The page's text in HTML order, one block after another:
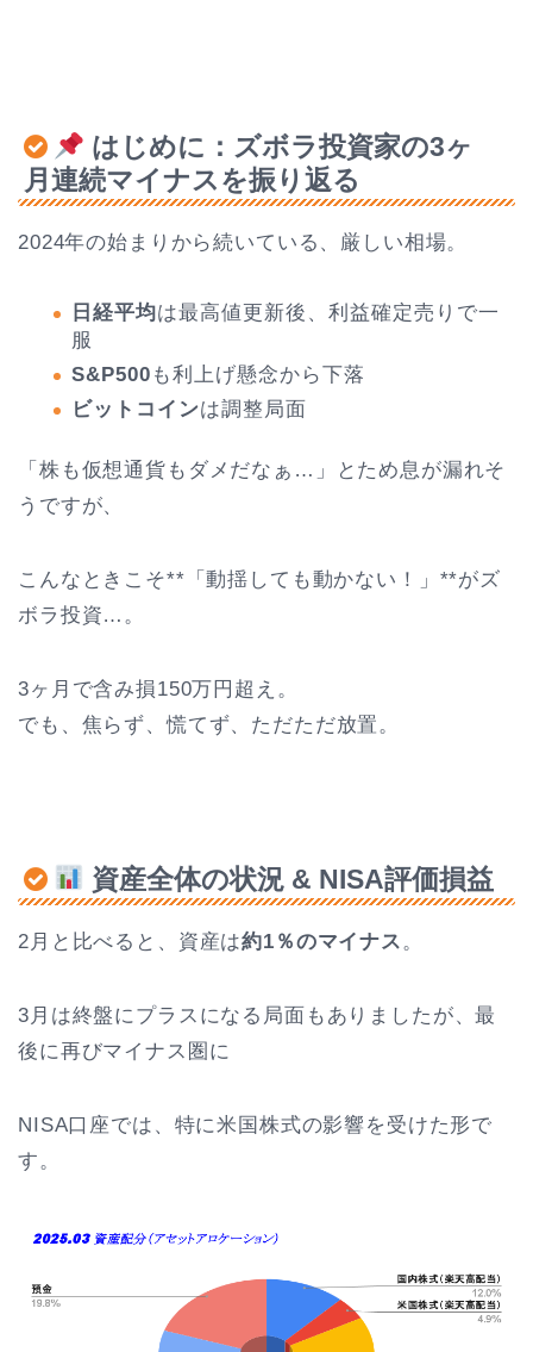
はじめに：ズボラ投資家の3ヶ
月連続マイナスを振り返る
2024年の始まりから続いている、厳しい相場。
日経平均は最高値更新後、利益確定売りで一
服
S&P500 も利上げ懸念から下落
ビットコインは調整局面
「株も仮想通貨もダメだなぁ…」とため息が漏れそ
うですが、
こんなときこそ**「動揺しても動かない！」**がズ
ボラ投資…。
3ヶ月で含み損150万円超え。
でも、焦らず、慌てず、ただただ放置。
資産全体の状況 & NISA評価損益
2月と比べると、資産は約1％のマイナス 。
3月は終盤にプラスになる局面もありましたが、最
後に再びマイナス圏に
NISA口座では、特に米国株式の影響を受けた形で
す。